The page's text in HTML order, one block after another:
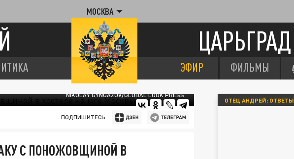
МОСКВА
ЦАРЬГРАД
ЭФИР ФИЛЬМЫ
NIKOLAY GYNGAZOV/GLOBAL LOOK PRESS
ПОДПИШИТЕСЬ:
С ПОНОЖОВЩИНОЙ В
ОТЕЦ АНДРЕЙ: ОТВЕТЫ